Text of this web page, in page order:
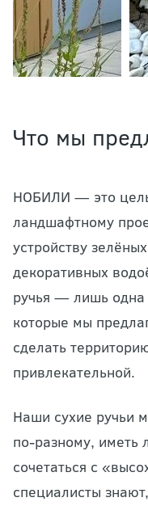
Что мы
НОБИЛИ — это
ландшафтному
устройству
декоративных
ручья — лишь одна
которые мы
сделать
привлекательной.
Наши сухие ручьи
по-разному,
сочетаться с
специалисты